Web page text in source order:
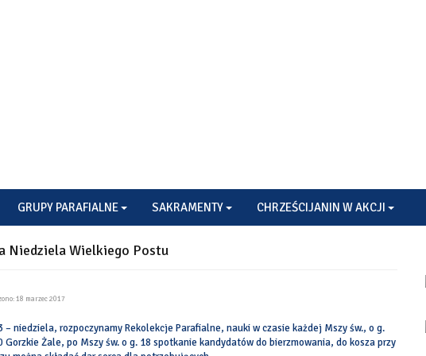
GRUPY PARAFIALNE SAKRAMENTY CHRZEŚCIJANIN W AKCJI
Niedziela Wielkiego Postu
18 marzec 2017
– niedziela, rozpoczynamy Rekolekcje Parafialne, nauki w czasie każdej Mszy św., o g.
Gorzkie Żale, po Mszy św. o g. 18 spotkanie kandydatów do bierzmowania, do kosza przy